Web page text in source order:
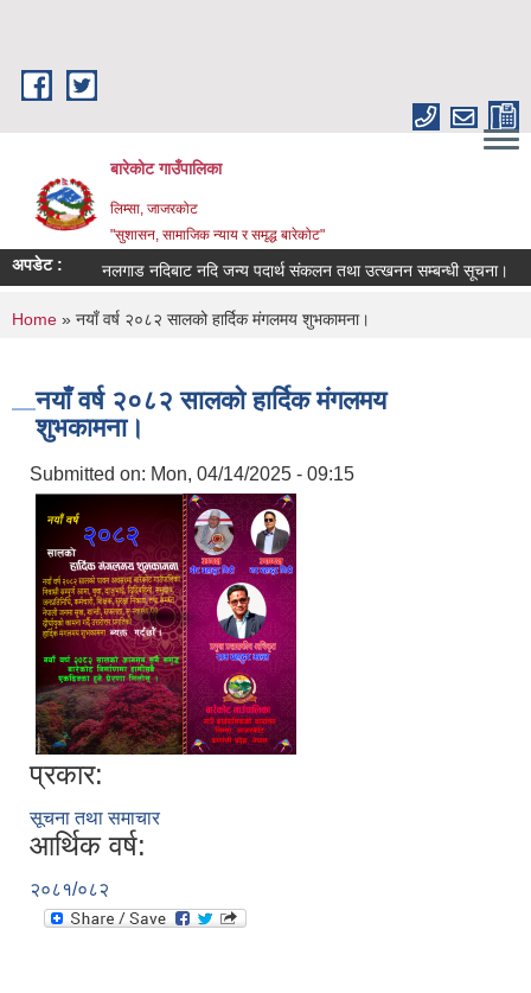
बारेकोट गाउँपालिका
लिम्सा, जाजरकोट
"सुशासन, सामाजिक न्याय र समृद्ध बारेकोट"
अपडेट : नलगाड नदिबाट नदि जन्य पदार्थ संकलन तथा उत्खनन सम्बन्धी सूचना।
You are here
Home » नयाँ वर्ष २०८२ सालको हार्दिक मंगलमय शुभकामना।
नयाँ वर्ष २०८२ सालको हार्दिक मंगलमय
शुभकामना।
Submitted on: Mon, 04/14/2025 - 09:15
प्रकार:
सूचना तथा समाचार
आर्थिक वर्ष:
२०८१/०८२